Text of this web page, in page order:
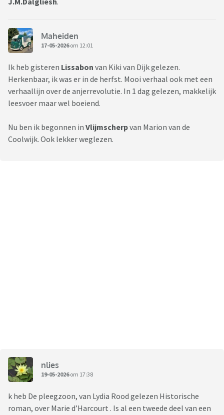
Maheiden
17-05-2026om 12:01
Ik heb gisteren Lissabon van Kiki van Dijk gelezen.
Herkenbaar, ik was er in de herfst. Mooi verhaal ook met een
verhaallijn over de anjerrevolutie. In 1 dag gelezen, makkelijk
leesvoer maar wel boeiend.
Nu ben ik begonnen in Vlijmscherpvan Marion van de
Coolwijk. Ook lekker weglezen.
nlies
19-05-2026om 17:38
k heb De pleegzoon, van Lydia Rood gelezen Historische
roman, over Marie d’Harcourt . Is al een tweede deel van een